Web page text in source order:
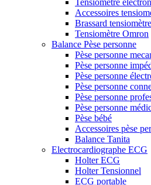
Tensiomètre
Accessoires
Brassard tensiomètre
Tensiomètre Omron
Balance Pèse personne
Pèse personne
Pèse personne
Pèse personne
Pèse personne
Pèse personne
Pèse personne
Pèse bébé
Accessoires pèse
Balance Tanita
Electrocardiographe ECG
Holter ECG
Holter Tensionnel
ECG portable